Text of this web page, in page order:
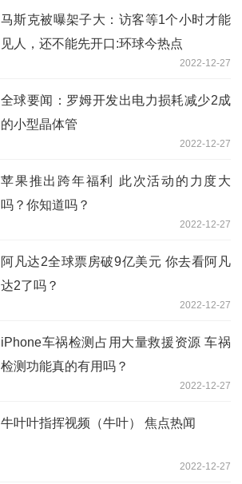
马斯克被曝架子大：访客等1个小时才能
见人，还不能先开口:环球今热点
2022-12-27
全球要闻：罗姆开发出电力损耗减少2成
的小型晶体管
2022-12-27
苹果推出跨年福利 此次活动的力度大
吗？你知道吗？
2022-12-27
阿凡达2全球票房破9亿美元 你去看阿凡
达2了吗？
2022-12-27
iPhone车祸检测占用大量救援资源 车祸
检测功能真的有用吗？
2022-12-27
牛叶叶指挥视频（牛叶） 焦点热闻
2022-12-27